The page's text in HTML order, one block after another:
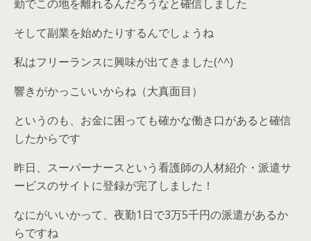
勤でこの地を離れるんだろうなと確信しました
そして副業を始めたりするんでしょうね
私はフリーランスに興味が出てきました(^^)
響きがかっこいいからね（大真面目）
というのも、お金に困っても確かな働き口があると確信
したからです
昨日、スーパーナースという看護師の人材紹介・派遣サ
ービスのサイトに登録が完了しました！
なにがいいかって、夜勤1日で3万5千円の派遣があるか
らですね